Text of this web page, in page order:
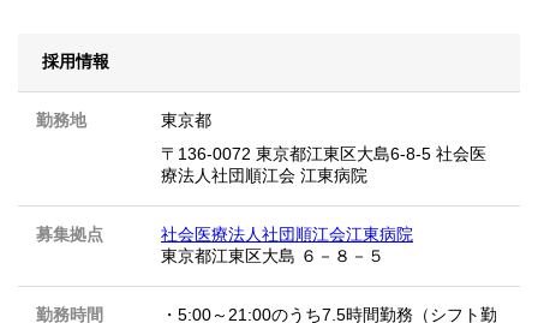
採用情報
勤務地
東京都
〒136-0072 東京都江東区大島6-8-5 社会医
療法人社団順江会 江東病院
募集拠点
社会医療法人社団順江会江東病院
東京都江東区大島 ６－８－５
勤務時間
・5:00～21:00のうち7.5時間勤務（シフト勤